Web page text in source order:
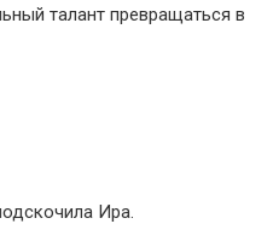
талант превращаться в
Ира.